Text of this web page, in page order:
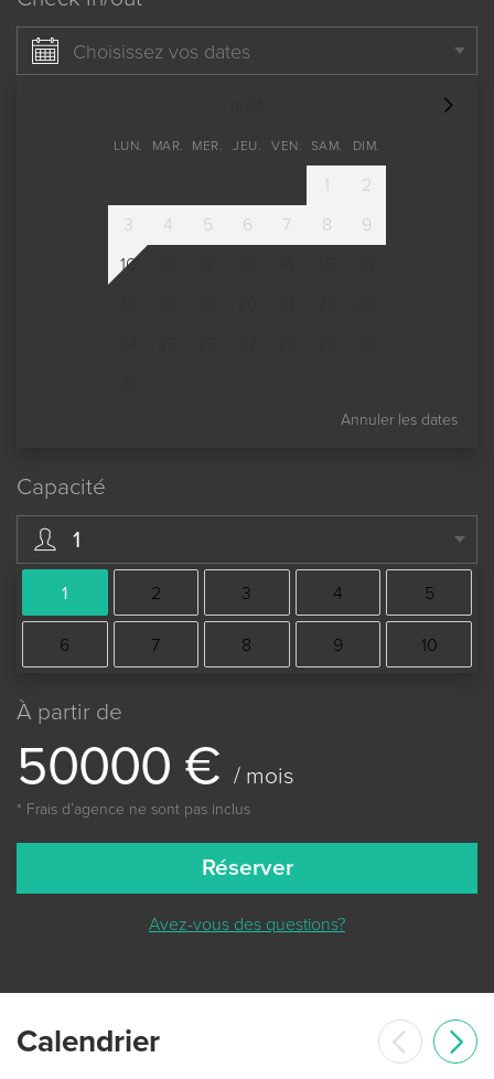
Choisissez vos dates
LUN. MAR. MER. JEU. VEN. SAM. DIM.
1
2
3
4 5 6 7 8
9
10
Annuler les dates
Capacité
1
1 2 3 4 5
6 7 8 9 10
À partir de
50000 € / mois
* Frais dʼagence ne sont pas inclus
Réserver
Avez-vous des questions?
Сalendrier